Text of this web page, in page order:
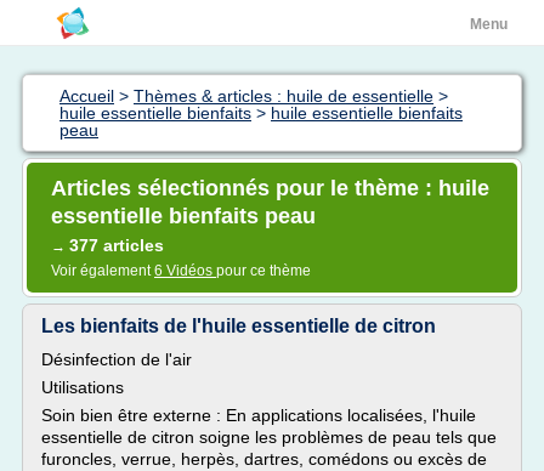
Menu
Accueil > Thèmes & articles : huile de essentielle >
huile essentielle bienfaits > huile essentielle bienfaits
peau
Articles sélectionnés pour le thème : huile
essentielle bienfaits peau
→ 377 articles
Voir également6 Vidéos pour ce thème
Les bienfaits de l'huile essentielle de citron
Désinfection de l'air
Utilisations
Soin bien être externe : En applications localisées, l'huile
essentielle de citron soigne les problèmes de peau tels que
furoncles, verrue, herpès, dartres, comédons ou excès de